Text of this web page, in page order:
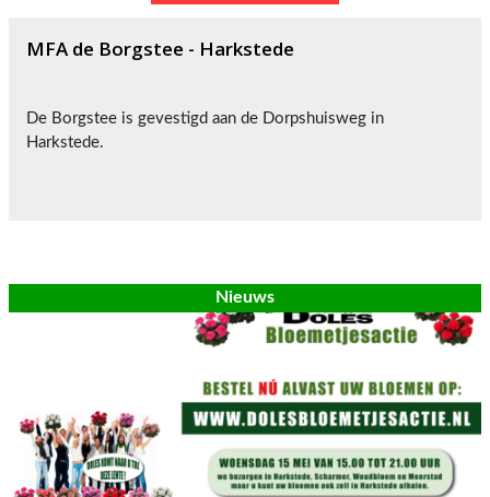
Nieuws
MFA de Borgstee - Harkstede
De Borgstee is gevestigd aan de Dorpshuisweg in
Harkstede.